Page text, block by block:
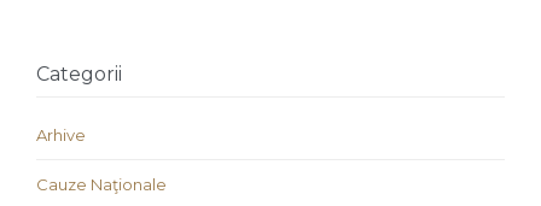
Categorii
Arhive
Cauze Naţionale